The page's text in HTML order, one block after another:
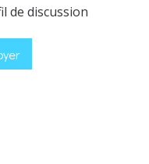
de discussion